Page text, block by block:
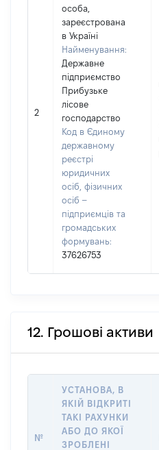
2
особа,
зареєстрована
в Україні
Найменування:
Державне
підприємство
Прибузьке
лісове
господарство
Код в Єдиному
державному
реєстрі
юридичних
осіб, фізичних
осіб –
підприємців та
громадських
формувань:
37626753
12. Грошові активи
№
УСТАНОВА, В
ЯКІЙ ВІДКРИТІ
ТАКІ РАХУНКИ
АБО ДО ЯКОЇ
ЗРОБЛЕНІ